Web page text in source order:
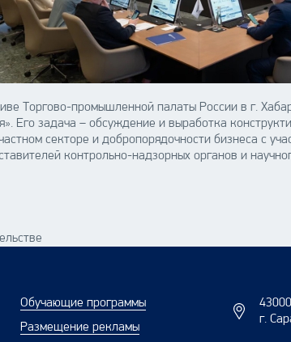
Торгово-промышленной палаты России в г.
Его задача – обсуждение и выработка
секторе и добропорядочности бизнеса с
контрольно-надзорных органов и
Обучающие программы
Размещение рекламы
г.